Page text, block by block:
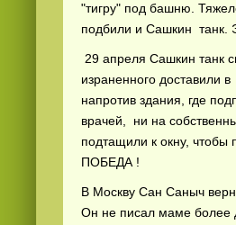
"тигру" под башню.
подбили и Сашкин танк.
29 апреля Сашкин танк
израненного доставили
напротив здания, где
врачей, ни на
подтащили к окну, чтобы
ПОБЕДА !
В Москву Сан Саныч
Он не писал маме более